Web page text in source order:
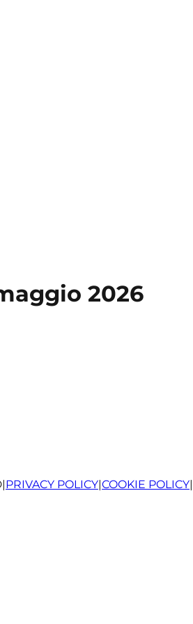
2026
|PRIVACY POLICY|COOKIE POLICY|